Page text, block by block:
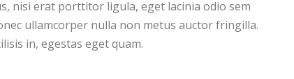
nisi erat porttitor ligula, eget lacinia odio sem
ullamcorper nulla non metus auctor fringilla.
in, egestas eget quam.